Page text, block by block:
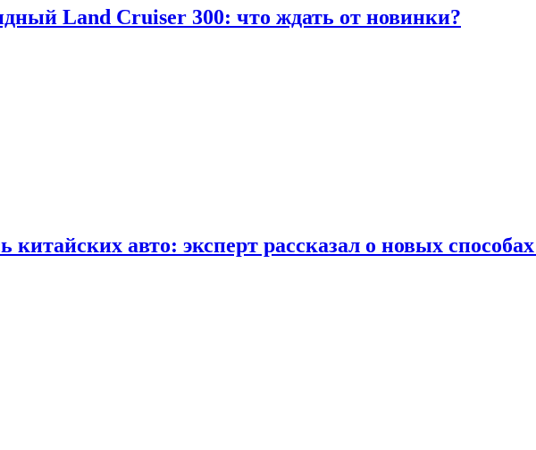
Land Cruiser 300: что ждать от новинки?
китайских авто: эксперт рассказал о новых